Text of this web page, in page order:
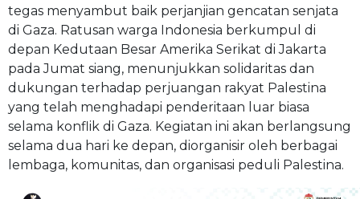
tegas menyambut baik perjanjian gencatan senjata
di Gaza. Ratusan warga Indonesia berkumpul di
depan Kedutaan Besar Amerika Serikat di Jakarta
pada Jumat siang, menunjukkan solidaritas dan
dukungan terhadap perjuangan rakyat Palestina
yang telah menghadapi penderitaan luar biasa
selama konflik di Gaza. Kegiatan ini akan berlangsung
selama dua hari ke depan, diorganisir oleh berbagai
lembaga, komunitas, dan organisasi peduli Palestina.